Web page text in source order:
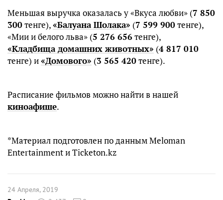
Меньшая выручка оказалась у «Вкуса любви» (7 850
300тенге),«Балуана Шолака» (7 599 900тенге),
«Мии и белого льва» (5 276 656 тенге),
«Кладбища домашних животных» (4 817 010
тенге) и«Домового» (3 565 420тенге).
Расписание фильмов можно найти в нашей
киноафише.
*Материал подготовлен по данным Meloman
Entertainment и Ticketon.kz
24 Апреля, 2019